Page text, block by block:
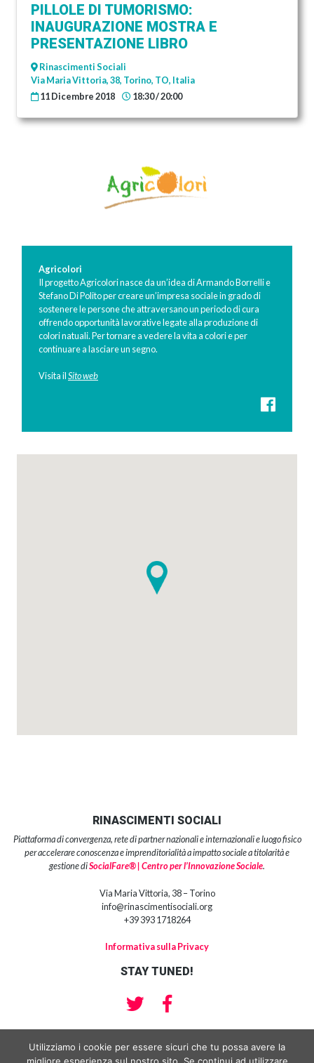
PILLOLE DI TUMORISMO:
INAUGURAZIONE MOSTRA E
PRESENTAZIONE LIBRO
Rinascimenti Sociali
Via Maria Vittoria, 38, Torino, TO, Italia
11 Dicembre 2018
18:30 / 20:00
Agricolori
Il progetto Agricolori nasce da un’idea di Armando Borrelli e
Stefano Di Polito per creare un’impresa sociale in grado di
sostenere le persone che attraversano un periodo di cura
offrendo opportunità lavorative legate alla produzione di
colori natuali. Per tornare a vedere la vita a colori e per
continuare a lasciare un segno.
Visita ilSito web
RINASCIMENTI SOCIALI
Piattaforma di convergenza, rete di partner nazionali e internazionali e luogo fisico
per accelerare conoscenza e imprenditorialità a impatto sociale a titolarità e
gestione diSocialFare® | Centro per l’Innovazione Sociale.
Via Maria Vittoria, 38 – Torino
info@rinascimentisociali.org
+39 393 1718264
Informativa sulla Privacy
STAY TUNED!
Utilizziamo i cookie per essere sicuri che tu possa avere la